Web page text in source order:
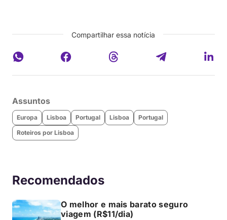
Compartilhar essa notícia
Assuntos
Europa Lisboa Portugal Lisboa
Portugal
Roteiros por Lisboa
Recomendados
O melhor e mais barato seguro
viagem (R$11/dia)